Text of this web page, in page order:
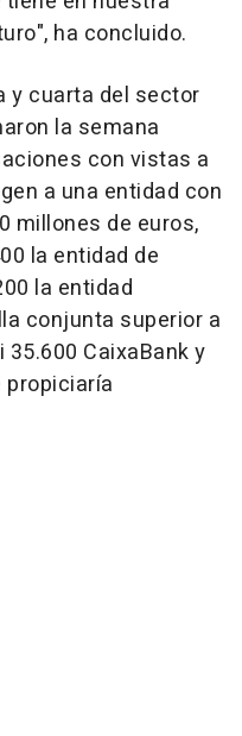
ha concluido.
y cuarta del sector
la semana
con vistas a
a una entidad con
millones de euros,
la entidad de
la entidad
conjunta superior a
CaixaBank y
propiciaría